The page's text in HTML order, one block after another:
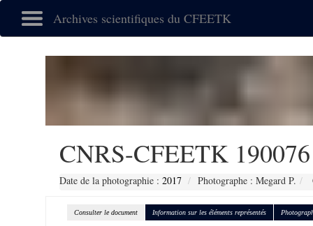
Archives scientifiques du CFEETK
CNRS-CFEETK 190076
Date de la photographie : 2017 Photographe : Megard P.
Consulter le document Information sur les éléments représentés